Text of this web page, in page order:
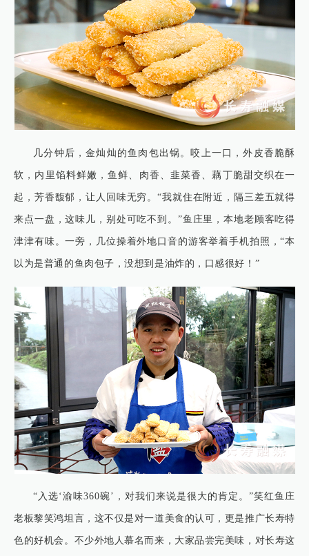
几分钟后，金灿灿的鱼肉包出锅。咬上一口，外皮香脆酥
软，内里馅料鲜嫩，鱼鲜、肉香、韭菜香、藕丁脆甜交织在一
起，芳香馥郁，让人回味无穷。“我就住在附近，隔三差五就得
来点一盘，这味儿，别处可吃不到。”鱼庄里，本地老顾客吃得
津津有味。一旁，几位操着外地口音的游客举着手机拍照，“本
以为是普通的鱼肉包子，没想到是油炸的，口感很好！”
“入选‘渝味360碗’，对我们来说是很大的肯定。”笑红鱼庄
老板黎笑鸿坦言，这不仅是对一道美食的认可，更是推广长寿特
色的好机会。不少外地人慕名而来，大家品尝完美味，对长寿这